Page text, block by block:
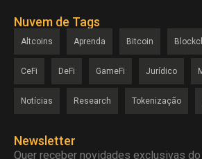
Nuvem de Tags
Altcoins Aprenda Bitcoin
CeFi DeFi GameFi Jurídico
Notícias Research Tokenização
Newsletter
Quer receber novidades exclusivas